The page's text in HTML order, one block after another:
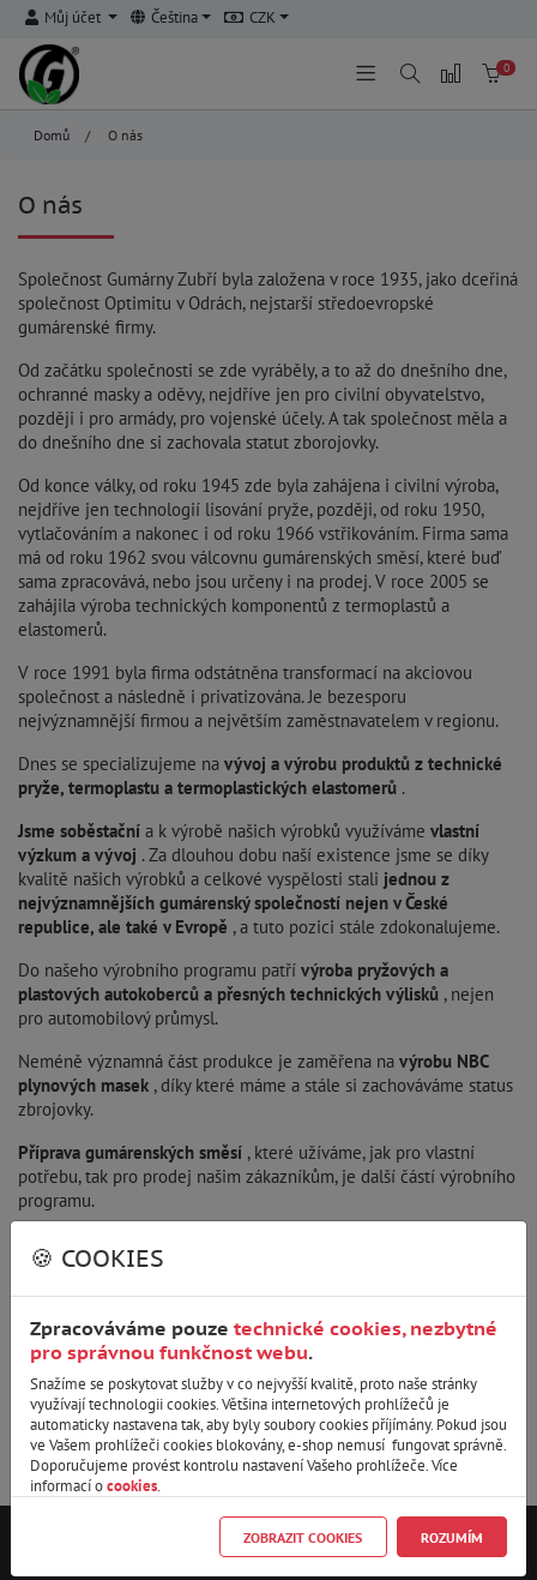
🍪 COOKIES
Zpracováváme pouze technické cookies, nezbytné
pro správnou funkčnost webu.
Snažíme se poskytovat služby v co nejvyšší kvalitě, proto naše stránky
využívají technologii cookies. Většina internetových prohlížečů je
automaticky nastavena tak, aby byly soubory cookies příjímány. Pokud jsou
ve Vašem prohlížeči cookies blokovány, e-shop nemusí fungovat správně.
Doporučujeme provést kontrolu nastavení Vašeho prohlížeče. Více
informací ocookies.
ZOBRAZIT COOKIES ROZUMÍM
Můj účet Čeština CZK
0
Domů / O nás
O nás
Společnost Gumárny Zubří byla založena v roce 1935, jako dceřiná
společnost Optimitu v Odrách, nejstarší středoevropské
gumárenské firmy.
Od začátku společnosti se zde vyráběly, a to až do dnešního dne,
ochranné masky a oděvy, nejdříve jen pro civilní obyvatelstvo,
později i pro armády, pro vojenské účely. A tak společnost měla a
do dnešního dne si zachovala statut zborojovky.
Od konce války, od roku 1945 zde byla zahájena i civilní výroba,
nejdříve jen technologií lisování pryže, později, od roku 1950,
vytlačováním a nakonec i od roku 1966 vstřikováním. Firma sama
má od roku 1962 svou válcovnu gumárenských směsí, které buď
sama zpracovává, nebo jsou určeny i na prodej. V roce 2005 se
zahájila výroba technických komponentů z termoplastů a
elastomerů.
V roce 1991 byla firma odstátněna transformací na akciovou
společnost a následně i privatizována. Je bezesporu
nejvýznamnější firmou a největším zaměstnavatelem v regionu.
Dnes se specializujeme na vývoj a výrobu produktů z technické
pryže, termoplastu a termoplastických elastomerů .
Jsme soběstační a k výrobě našich výrobků využíváme vlastní
výzkum a vývoj . Za dlouhou dobu naší existence jsme se díky
kvalitě našich výrobků a celkové vyspělosti stali jednou z
nejvýznamnějších gumárenský společností nejen v České
republice, ale také v Evropě , a tuto pozici stále zdokonalujeme.
Do našeho výrobního programu patří výroba pryžových a
plastových autokoberců a přesných technických výlisků , nejen
pro automobilový průmysl.
Neméně významná část produkce je zaměřena na výrobu NBC
plynových masek , díky které máme a stále si zachováváme status
zbrojovky.
Příprava gumárenských směsí , které užíváme, jak pro vlastní
potřebu, tak pro prodej našim zákazníkům, je další částí výrobního
programu.
Zaměřujeme se i na
hadic .
realizace v oblasti 3D tisku.